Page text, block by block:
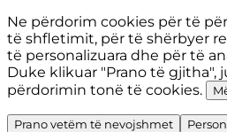
Ne përdorim cookies për të
të shfletimit, për të shërbyer
të personalizuara dhe për të
Duke klikuar "Prano të gjitha",
përdorimin tonë të cookies.
Prano vetëm të nevojshmet